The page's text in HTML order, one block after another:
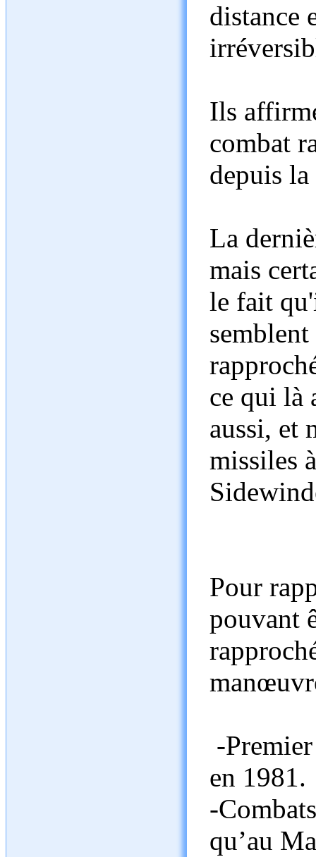
distance
Ils
combat
depuis
La
mais
le fait
ce qui là
aussi, et
missiles
Pour
pouvant
-
en 1981.
-
qu’au